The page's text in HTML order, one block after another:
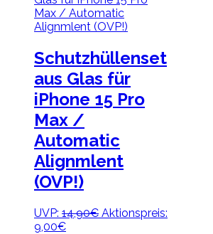
Schutzhüllenset
aus Glas für
iPhone 15 Pro
Max /
Automatic
Alignmlent
(OVP!)
UVP: 14,90€ Ursprünglicher
Aktionspreis:
9,00€Aktueller